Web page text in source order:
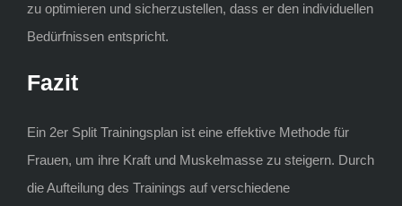
zu optimieren und sicherzustellen, dass er den individuellen
Bedürfnissen entspricht.
Fazit
Ein 2er Split Trainingsplan ist eine effektive Methode für
Frauen, um ihre Kraft und Muskelmasse zu steigern. Durch
die Aufteilung des Trainings auf verschiedene